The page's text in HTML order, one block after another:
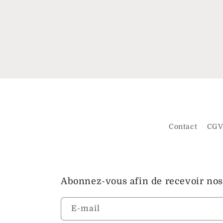
Contact CGV
Abonnez-vous afin de recevoir
E-mail